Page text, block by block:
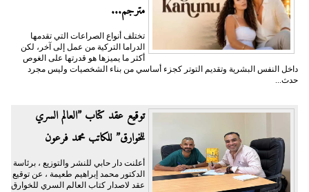
مترجم...
تختلف أنواع الصراعات التي تقدمها
الدراما التركية من عمل إلى آخر، لكن
أكثر ما يميزها هو قدرتها على الغوص
داخل النفس البشرية وتقديم التوتر كجزء أساسي من بناء الشخصيات وليس مجرد
حدث...
توقيع عقد كتاب ”العالم السري
للخوارق” للكاتب محمد فرعون
أعلنت دار حابي للنشر والتوزيع ، برئاسة
الدكتور محمد إبراهيم طعيمة ، عن توقيع
عقد لاصدار كتاب العالم السري للخوارق